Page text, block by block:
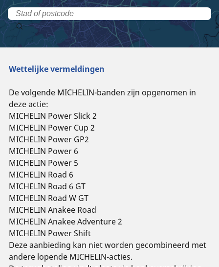
Wettelijke vermeldingen
De volgende MICHELIN-banden zijn opgenomen in
deze actie:
MICHELIN Power Slick 2
MICHELIN Power Cup 2
MICHELIN Power GP2
MICHELIN Power 6
MICHELIN Power 5
MICHELIN Road 6
MICHELIN Road 6 GT
MICHELIN Road W GT
MICHELIN Anakee Road
MICHELIN Anakee Adventure 2
MICHELIN Power Shift
Deze aanbieding kan niet worden gecombineerd met
andere lopende MICHELIN-acties.